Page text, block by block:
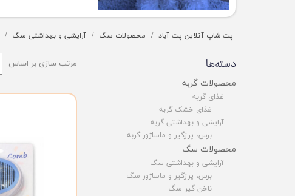
پت شاپ آنلاین پت آباد محصولات سگ آرایشی و بهداشتی سگ
دسته‌ها
محصولات گربه
غذای گربه
غذای خشک گربه
آرایشی و بهداشتی گربه
برس، پرزگیر و ماساژور گربه
محصولات سگ
آرایشی و بهداشتی سگ
برس، پرزگیر و ماساژور سگ
ناخن گیر سگ
مرتب سازی بر اساس